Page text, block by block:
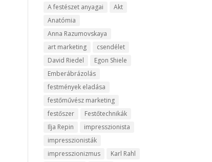
A festészet anyagai
Akt
Anatómia
Anna Razumovskaya
art marketing
csendélet
David Riedel
Egon Shiele
Emberábrázolás
festmények eladása
festőművész marketing
festőszer
Festőtechnikák
Ilja Repin
impresszionista
impresszionisták
impresszionizmus
Karl Rahl